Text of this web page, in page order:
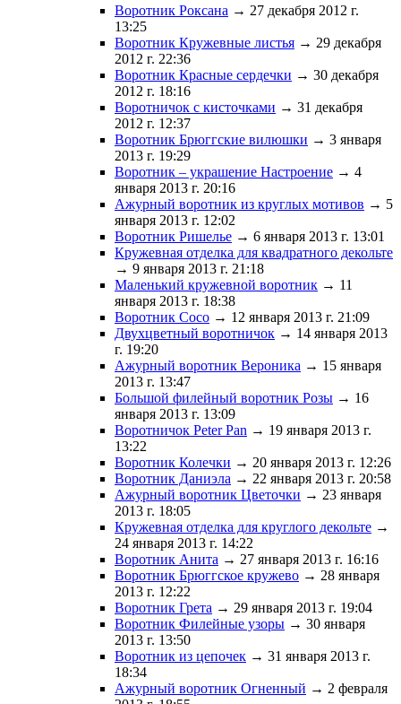
Воротник Роксана → 27 декабря 2012 г.
13:25
Воротник Кружевные листья → 29 декабря
2012 г. 22:36
Воротник Красные сердечки → 30 декабря
2012 г. 18:16
Воротничок с кисточками → 31 декабря
2012 г. 12:37
Воротник Брюггские вилюшки → 3 января
2013 г. 19:29
Воротник – украшение Настроение → 4
января 2013 г. 20:16
Ажурный воротник из круглых мотивов → 5
января 2013 г. 12:02
Воротник Ришелье → 6 января 2013 г. 13:01
Кружевная отделка для квадратного декольте
→ 9 января 2013 г. 21:18
Маленький кружевной воротник → 11
января 2013 г. 18:38
Воротник Coco → 12 января 2013 г. 21:09
Двухцветный воротничок → 14 января 2013
г. 19:20
Ажурный воротник Вероника → 15 января
2013 г. 13:47
Большой филейный воротник Розы → 16
января 2013 г. 13:09
Воротничок Peter Pan → 19 января 2013 г.
13:22
Воротник Колечки → 20 января 2013 г. 12:26
Воротник Даниэла → 22 января 2013 г. 20:58
Ажурный воротник Цветочки → 23 января
2013 г. 18:05
Кружевная отделка для круглого декольте →
24 января 2013 г. 14:22
Воротник Анита → 27 января 2013 г. 16:16
Воротник Брюггское кружево → 28 января
2013 г. 12:22
Воротник Грета → 29 января 2013 г. 19:04
Воротник Филейные узоры → 30 января
2013 г. 13:50
Воротник из цепочек → 31 января 2013 г.
18:34
Ажурный воротник Огненный → 2 февраля